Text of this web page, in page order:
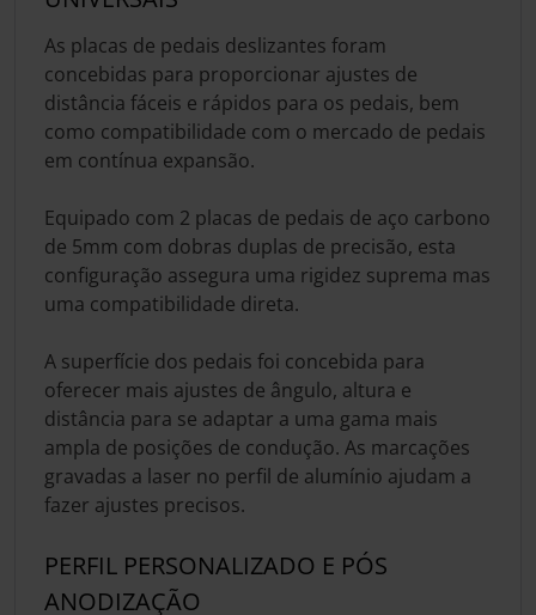
As placas de pedais deslizantes foram
concebidas para proporcionar ajustes de
distância fáceis e rápidos para os pedais, bem
como compatibilidade com o mercado de pedais
em contínua expansão.
Equipado com 2 placas de pedais de aço carbono
de 5mm com dobras duplas de precisão, esta
configuração assegura uma rigidez suprema mas
uma compatibilidade direta.
A superfície dos pedais foi concebida para
oferecer mais ajustes de ângulo, altura e
distância para se adaptar a uma gama mais
ampla de posições de condução. As marcações
gravadas a laser no perfil de alumínio ajudam a
fazer ajustes precisos.
PERFIL PERSONALIZADO E PÓS
ANODIZAÇÃO